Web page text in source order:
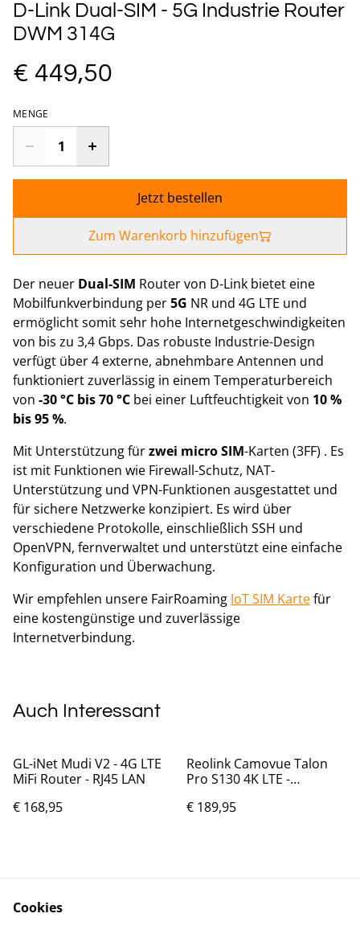
D-Link Dual-SIM - 5G Industrie Router
DWM 314G
€ 449,50
MENGE
Jetzt bestellen
Zum Warenkorb hinzufügen
Der neuer Dual-SIM Router von D-Link bietet eine
Mobilfunkverbindung per5G NR und 4G LTE und
ermöglicht somit sehr hohe Internetgeschwindigkeiten
von bis zu 3,4 Gbps. Das robuste Industrie-Design
verfügt über 4 externe, abnehmbare Antennen und
funktioniert zuverlässig in einem Temperaturbereich
von -30 °C bis 70 °C bei einer Luftfeuchtigkeit von 10 %
bis 95 %.
Mit Unterstützung fürzwei micro SIM-Karten (3FF) . Es
ist mit Funktionen wie Firewall-Schutz, NAT-
Unterstützung und VPN-Funktionen ausgestattet und
für sichere Netzwerke konzipiert. Es wird über
verschiedene Protokolle, einschließlich SSH und
OpenVPN, fernverwaltet und unterstützt eine einfache
Konfiguration und Überwachung.
Wir empfehlen unsere FairRoaming IoT SIM Kartefür
eine kostengünstige und zuverlässige
Internetverbindung.
Auch Interessant
GL-iNet Mudi V2 - 4G LTE
MiFi Router - RJ45 LAN
€ 168,95
Reolink Camovue Talon
Pro S130 4K LTE -
€ 189,95
iPhone XR - 2 physische
SIM - 64 GB - A2108
Cookies